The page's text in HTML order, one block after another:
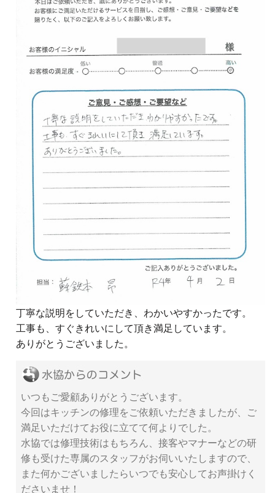
丁寧な説明をしていただき、わかいやすかったです。
工事も、すぐきれいにして頂き満足しています。
ありがとうございました。
いつもご愛顧ありがとうございます。
今回はキッチンの修理をご依頼いただきましたが、ご
満足いただけてお役に立てて何よりでした。
水協では修理技術はもちろん、接客やマナーなどの研
修も受けた専属のスタッフがお伺いいたしますので、
また何かございましたらいつでも安心してお声掛けく
ださいませ！